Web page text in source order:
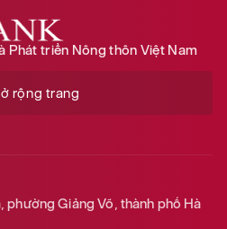
Phát triển Nông thôn Việt Nam
rộng trang
phường Giảng Võ, thành phố Hà